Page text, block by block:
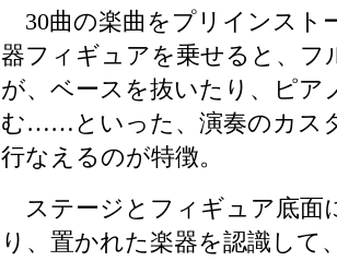
30曲の楽曲をプリインスト
器フィギュアを乗せると、フ
が、ベースを抜いたり、ピア
む……といった、演奏のカス
行なえるのが特徴。
ステージとフィギュア底面
り、置かれた楽器を認識して